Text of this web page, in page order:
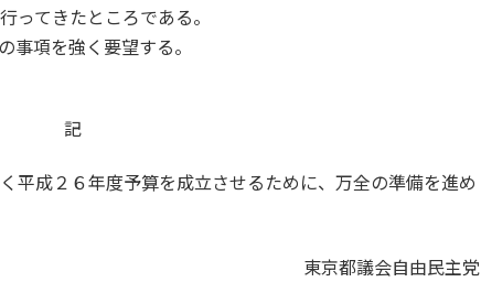
ってきたところである。
項を強く要望する。
記
平成２６年度予算を成立させるために、万全の準備を進め
東京都議会自由民主党